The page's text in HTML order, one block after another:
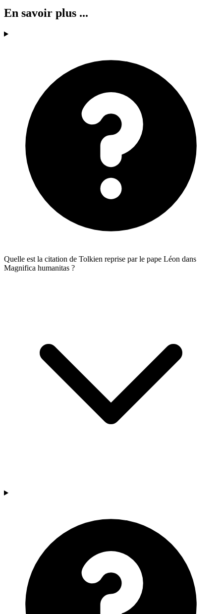
En savoir plus ...
Quelle est la citation de Tolkien reprise par le pape Léon dans
Magnifica humanitas ?